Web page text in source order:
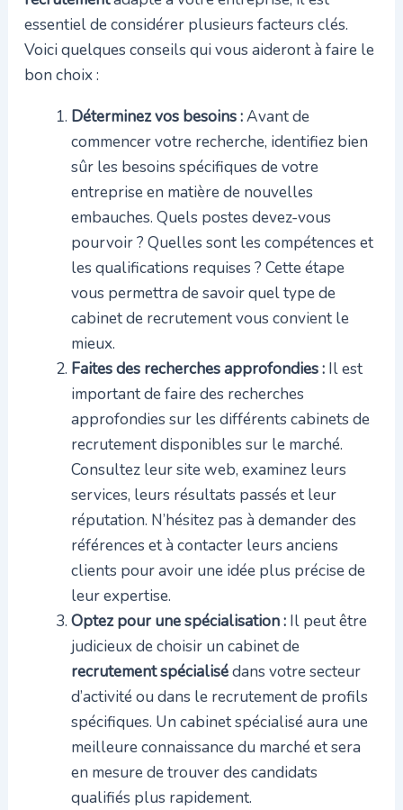
essentiel de considérer plusieurs facteurs clés.
Voici quelques conseils qui vous aideront à faire le
bon choix :
Déterminez vos besoins :Avant de
commencer votre recherche, identifiez bien
sûr les besoins spécifiques de votre
entreprise en matière de nouvelles
embauches. Quels postes devez-vous
pourvoir ? Quelles sont les compétences et
les qualifications requises ? Cette étape
vous permettra de savoir quel type de
cabinet de recrutement vous convient le
mieux.
Faites des recherches approfondies :Il est
important de faire des recherches
approfondies sur les différents cabinets de
recrutement disponibles sur le marché.
Consultez leur site web, examinez leurs
services, leurs résultats passés et leur
réputation. N’hésitez pas à demander des
références et à contacter leurs anciens
clients pour avoir une idée plus précise de
leur expertise.
Optez pour une spécialisation :Il peut être
judicieux de choisir un cabinet de
recrutement spécialisédans votre secteur
d’activité ou dans le recrutement de profils
spécifiques. Un cabinet spécialisé aura une
meilleure connaissance du marché et sera
en mesure de trouver des candidats
qualifiés plus rapidement.